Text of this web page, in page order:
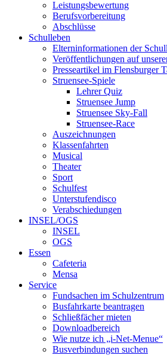
Leistungsbewertung
Berufsvorbereitung
Abschlüsse
Schulleben
Elterninformationen der
Veröffentlichungen auf
Presseartikel im Flensburger
Struensee-Spiele
Lehrer Quiz
Struensee Jump
Struensee Sky-Fall
Struensee-Race
Auszeichnungen
Klassenfahrten
Musical
Theater
Sport
Schulfest
Unterstufendisco
Verabschiedungen
INSEL/OGS
INSEL
OGS
Essen
Cafeteria
Mensa
Service
Fundsachen im Schulzentrum
Busfahrkarte beantragen
Schließfächer mieten
Downloadbereich
Wie nutze ich „i-Net-Menue“
Busverbindungen suchen